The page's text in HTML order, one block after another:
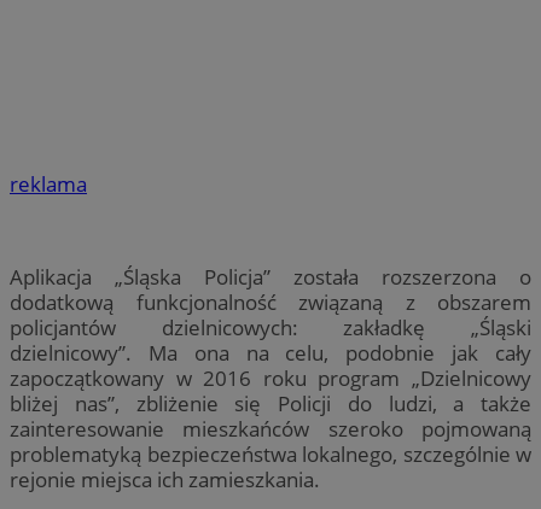
reklama
Aplikacja „Śląska Policja” została rozszerzona o
dodatkową funkcjonalność związaną z obszarem
policjantów dzielnicowych: zakładkę „Śląski
dzielnicowy”. Ma ona na celu, podobnie jak cały
zapoczątkowany w 2016 roku program „Dzielnicowy
bliżej nas”, zbliżenie się Policji do ludzi, a także
zainteresowanie mieszkańców szeroko pojmowaną
problematyką bezpieczeństwa lokalnego, szczególnie w
rejonie miejsca ich zamieszkania.